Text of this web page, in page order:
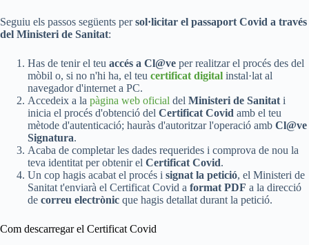
Seguiu els passos següents persol·licitar el passaport Covid a través
del Ministeri de Sanitat:
Has de tenir el teu accés a Cl@ve per realitzar el procés des del
mòbil o, si no n'hi ha, el teu certificat digital instal·lat al
navegador d'internet a PC.
Accedeix a la pàgina web oficial del Ministeri de Sanitati
inicia el procés d'obtenció del Certificat Covid amb el teu
mètode d'autenticació; hauràs d'autoritzar l'operació amb Cl@ve
Signatura.
Acaba de completar les dades requerides i comprova de nou la
teva identitat per obtenir el Certificat Covid.
Un cop hagis acabat el procés i signat la petició, el Ministeri de
Sanitat t'enviarà el Certificat Covid a format PDF a la direcció
de correu electrònic que hagis detallat durant la petició.
Com descarregar el Certificat Covid